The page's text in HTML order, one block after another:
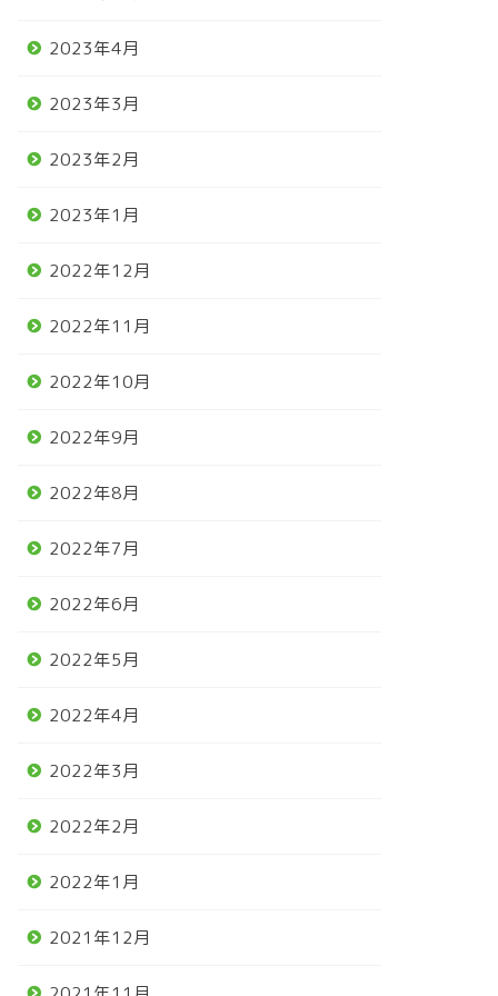
2023年4月
2023年3月
2023年2月
2023年1月
2022年12月
2022年11月
2022年10月
2022年9月
2022年8月
2022年7月
2022年6月
2022年5月
2022年4月
2022年3月
2022年2月
2022年1月
2021年12月